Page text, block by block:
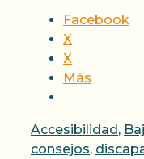
Facebook
X
X
Más
Categorías
Accesibilidad ,
consejos,